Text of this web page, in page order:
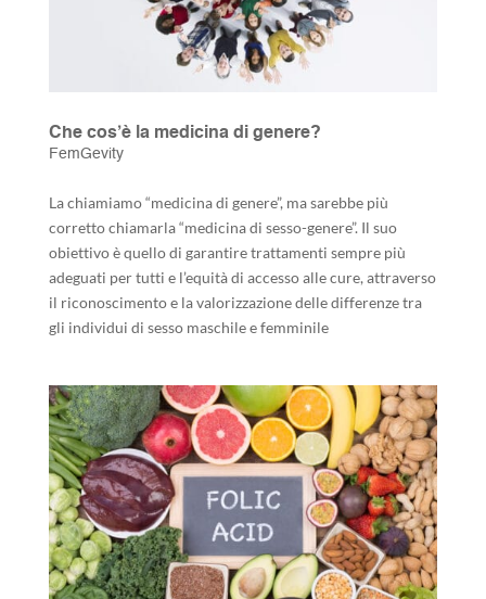
Che cos’è la medicina di genere?
FemGevity
La chiamiamo “medicina di genere”, ma sarebbe più
corretto chiamarla “medicina di sesso-genere”. Il suo
obiettivo è quello di garantire trattamenti sempre più
adeguati per tutti e l’equità di accesso alle cure, attraverso
il riconoscimento e la valorizzazione delle differenze tra
gli individui di sesso maschile e femminile